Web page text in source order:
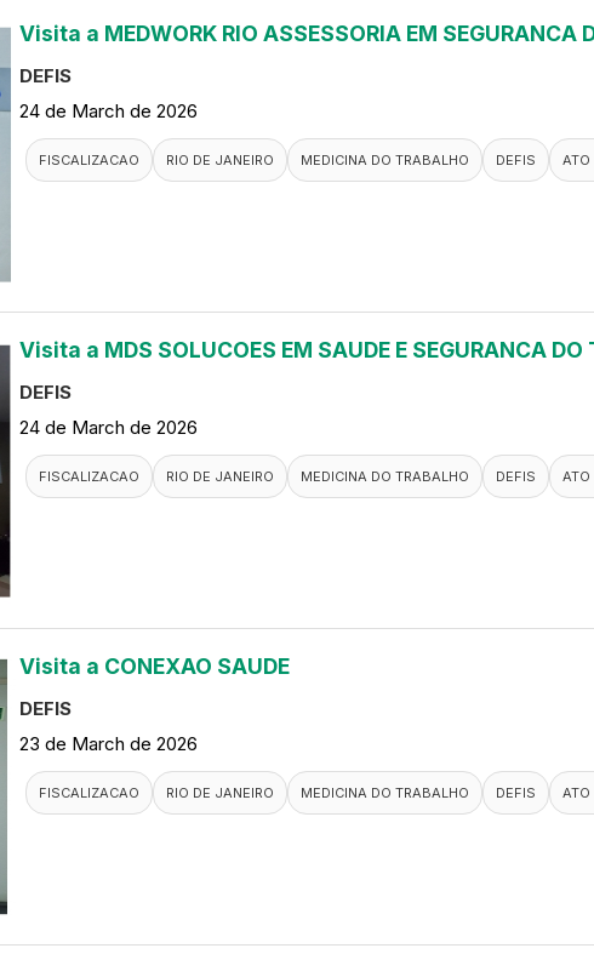
Visita a MEDWORK RIO ASSESSORIA EM SEGURANCA
DEFIS
24 de March de 2026
FISCALIZACAO RIO DE JANEIRO MEDICINA DO TRABALHO DEFIS ATO
Visita a MDS SOLUCOES EM SAUDE E SEGURANCA DO
DEFIS
24 de March de 2026
FISCALIZACAO RIO DE JANEIRO MEDICINA DO TRABALHO DEFIS ATO
Visita a CONEXAO SAUDE
DEFIS
23 de March de 2026
FISCALIZACAO RIO DE JANEIRO MEDICINA DO TRABALHO DEFIS ATO